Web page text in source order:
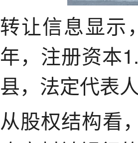
转让信息显示
年，注册资本
县，法定代表人
从股权结构看